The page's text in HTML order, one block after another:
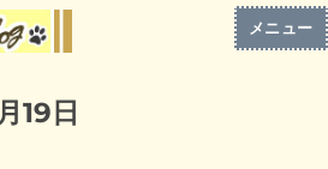
メニュー
19日